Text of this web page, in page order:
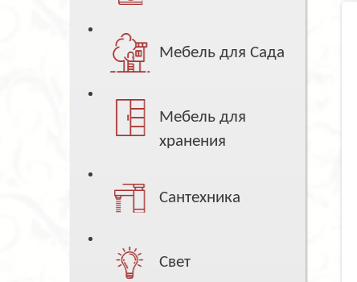
Мебель для Сада
Мебель для
хранения
Сантехника
Свет